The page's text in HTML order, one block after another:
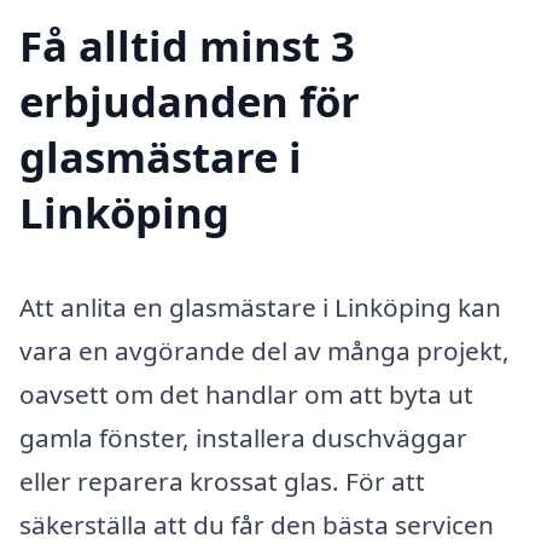
Få alltid minst 3
erbjudanden för
glasmästare i
Linköping
Att anlita en glasmästare i Linköping kan
vara en avgörande del av många projekt,
oavsett om det handlar om att byta ut
gamla fönster, installera duschväggar
eller reparera krossat glas. För att
säkerställa att du får den bästa servicen